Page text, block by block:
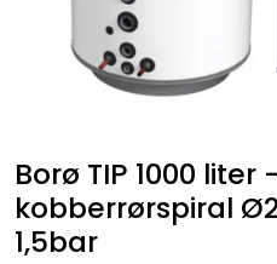
Borø TIP 1000 liter
kobberrørspiral
1,5bar